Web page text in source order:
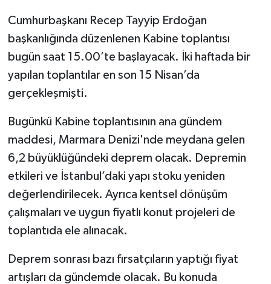
Cumhurbaşkanı Recep Tayyip Erdoğan
başkanlığında düzenlenen Kabine toplantısı
bugün saat 15.00’te başlayacak. İki haftada bir
yapılan toplantılar en son 15 Nisan’da
gerçekleşmişti.
Bugünkü Kabine toplantısının ana gündem
maddesi, Marmara Denizi'nde meydana gelen
6,2 büyüklüğündeki deprem olacak. Depremin
etkileri ve İstanbul’daki yapı stoku yeniden
değerlendirilecek. Ayrıca kentsel dönüşüm
çalışmaları ve uygun fiyatlı konut projeleri de
toplantıda ele alınacak.
Deprem sonrası bazı fırsatçıların yaptığı fiyat
artışları da gündemde olacak. Bu konuda